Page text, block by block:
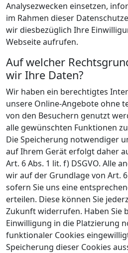
Analysezwecken einsetzen,
im Rahmen dieser
wir diesbezüglich Ihre
Webseite aufrufen.
Auf welcher
wir Ihre Daten?
Wir haben ein berechtigtes
unsere Online-Angebote ohne
von den Besuchern genutzt
alle gewünschten Funktionen
Die Speicherung notwendiger
auf Ihrem Gerät erfolgt daher
Art. 6 Abs. 1 lit. f) DSGVO. Alle
wir auf der Grundlage von Art. 6
sofern Sie uns eine
erteilen. Diese können Sie
Zukunft widerrufen. Haben Sie
Einwilligung in die Platzierung
funktionaler Cookies
Speicherung dieser Cookies